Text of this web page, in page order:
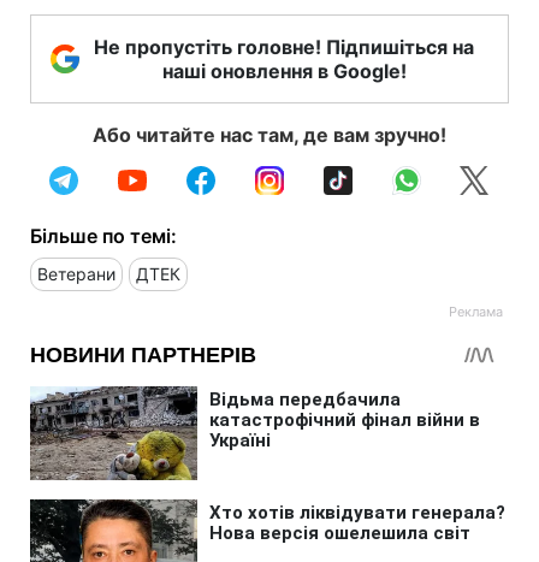
Не пропустіть головне! Підпишіться на
наші оновлення в Google!
Або читайте нас там, де вам зручно!
Більше по темі:
Ветерани ДТЕК